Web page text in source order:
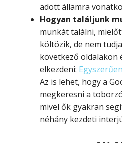
adott államra
Hogyan találjunk
munkát találni,
költözik, de nem
következő oldalakon
elkezdeni:
Az is lehet, hogy a
megkeresni a
mivel ők gyakran
néhány kezdeti